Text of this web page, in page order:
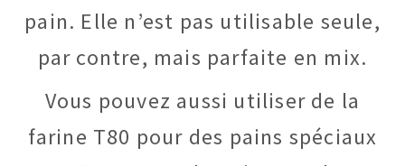
pain. Elle n’est pas utilisable seule,
par contre, mais parfaite en mix.
Vous pouvez aussi utiliser de la
farine T80 pour des pains spéciaux